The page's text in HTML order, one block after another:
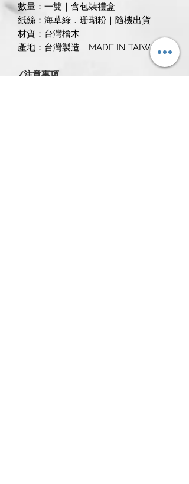
數量：一雙｜含包裝禮盒
紙絲：海草綠．珊瑚粉｜隨機出貨
材質：台灣檜木
產地：台灣製造｜MADE IN TAIWAN
/注意事項